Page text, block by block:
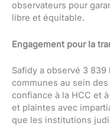
observateurs pour
libre et équitable.
Engagement pour la
Safidy a observé 3
communes au sein
confiance à la HCC et
et plaintes avec
que les institutions